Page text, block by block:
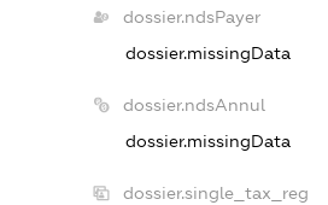
dossier.ndsPayer
dossier.missingData
dossier.ndsAnnul
dossier.missingData
dossier.single_tax_reg